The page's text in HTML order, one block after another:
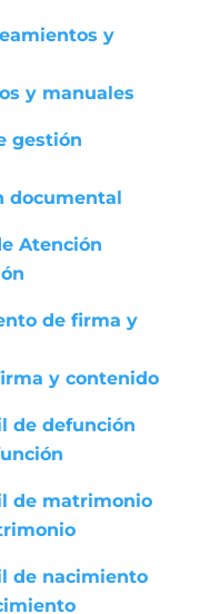
y
y manuales
gestión
documental
Atención
de firma y
y contenido
de defunción
de matrimonio
de nacimiento